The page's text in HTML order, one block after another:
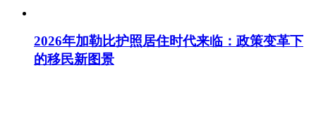
2026年加勒比护照居住时代来临：政策变革下
的移民新图景